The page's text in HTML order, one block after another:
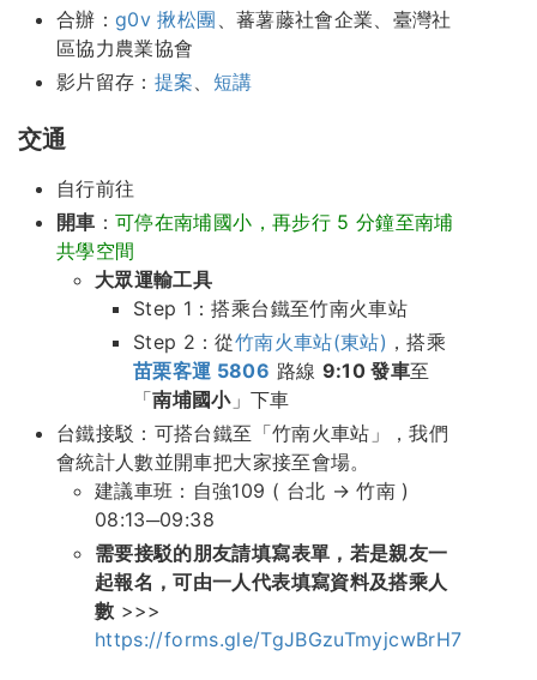
合辦：g0v 揪松團 、蕃薯藤社會企業、臺灣社
區協力農業協會
影片留存： 提案 短講
交通
自行前往
開車 ：可停在南埔國小，再步行 5 分鐘至南埔
共學空間
大眾運輸工具
Step 1：搭乘台鐵至竹南火車站
Step 2：從竹南火車站(東站) ，搭乘
苗栗客運 5806 路線 9:10 發車至
「南埔國小」下車
台鐵接駁：可搭台鐵至「竹南火車站」，我們
會統計人數並開車把大家接至會場。
建議車班：自強109 ( 台北 → 竹南 )
08:13─09:38
需要接駁的朋友請填寫表單，若是親友一
起報名，可由一人代表填寫資料及搭乘人
數 >>>
https://forms.gle/TgJBGzuTmyjcwBrH7